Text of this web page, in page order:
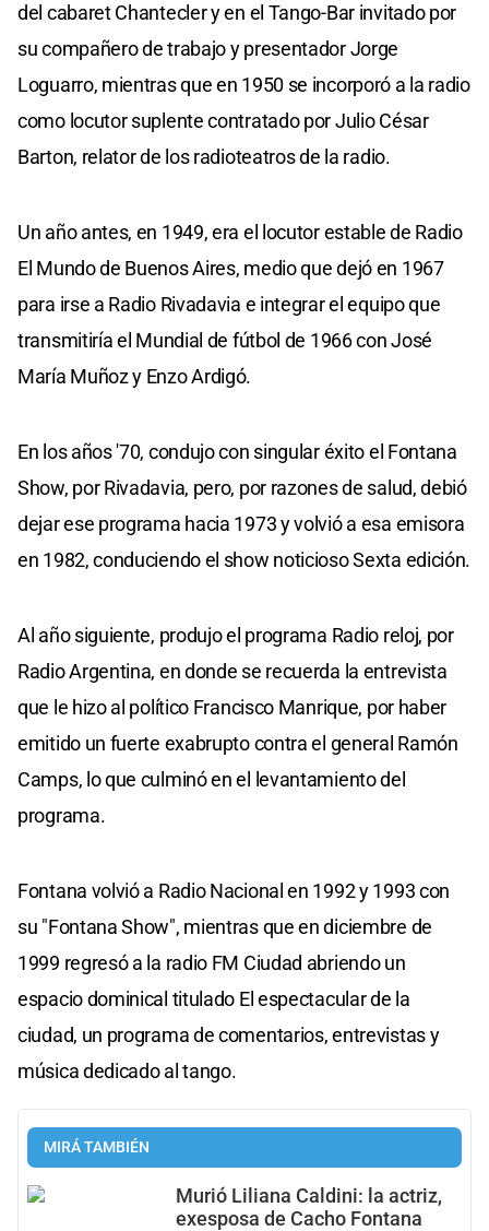
del cabaret Chantecler y en el Tango-Bar invitado por
su compañero de trabajo y presentador Jorge
Loguarro, mientras que en 1950 se incorporó a la radio
como locutor suplente contratado por Julio César
Barton, relator de los radioteatros de la radio.
Un año antes, en 1949, era el locutor estable de Radio
El Mundo de Buenos Aires, medio que dejó en 1967
para irse a Radio Rivadavia e integrar el equipo que
transmitiría el Mundial de fútbol de 1966 con José
María Muñoz y Enzo Ardigó.
En los años '70, condujo con singular éxito el Fontana
Show, por Rivadavia, pero, por razones de salud, debió
dejar ese programa hacia 1973 y volvió a esa emisora
en 1982, conduciendo el show noticioso Sexta edición.
Al año siguiente, produjo el programa Radio reloj, por
Radio Argentina, en donde se recuerda la entrevista
que le hizo al político Francisco Manrique, por haber
emitido un fuerte exabrupto contra el general Ramón
Camps, lo que culminó en el levantamiento del
programa.
Fontana volvió a Radio Nacional en 1992 y 1993 con
su "Fontana Show", mientras que en diciembre de
1999 regresó a la radio FM Ciudad abriendo un
espacio dominical titulado El espectacular de la
ciudad, un programa de comentarios, entrevistas y
música dedicado al tango.
MIRÁ TAMBIÉN
Murió Liliana Caldini: la actriz,
exesposa de Cacho Fontana